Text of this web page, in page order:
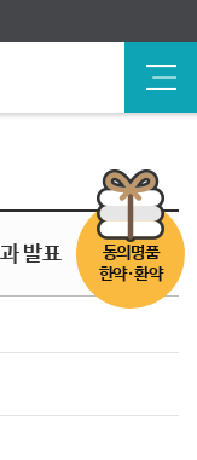
동의명품
한약·환약
발표